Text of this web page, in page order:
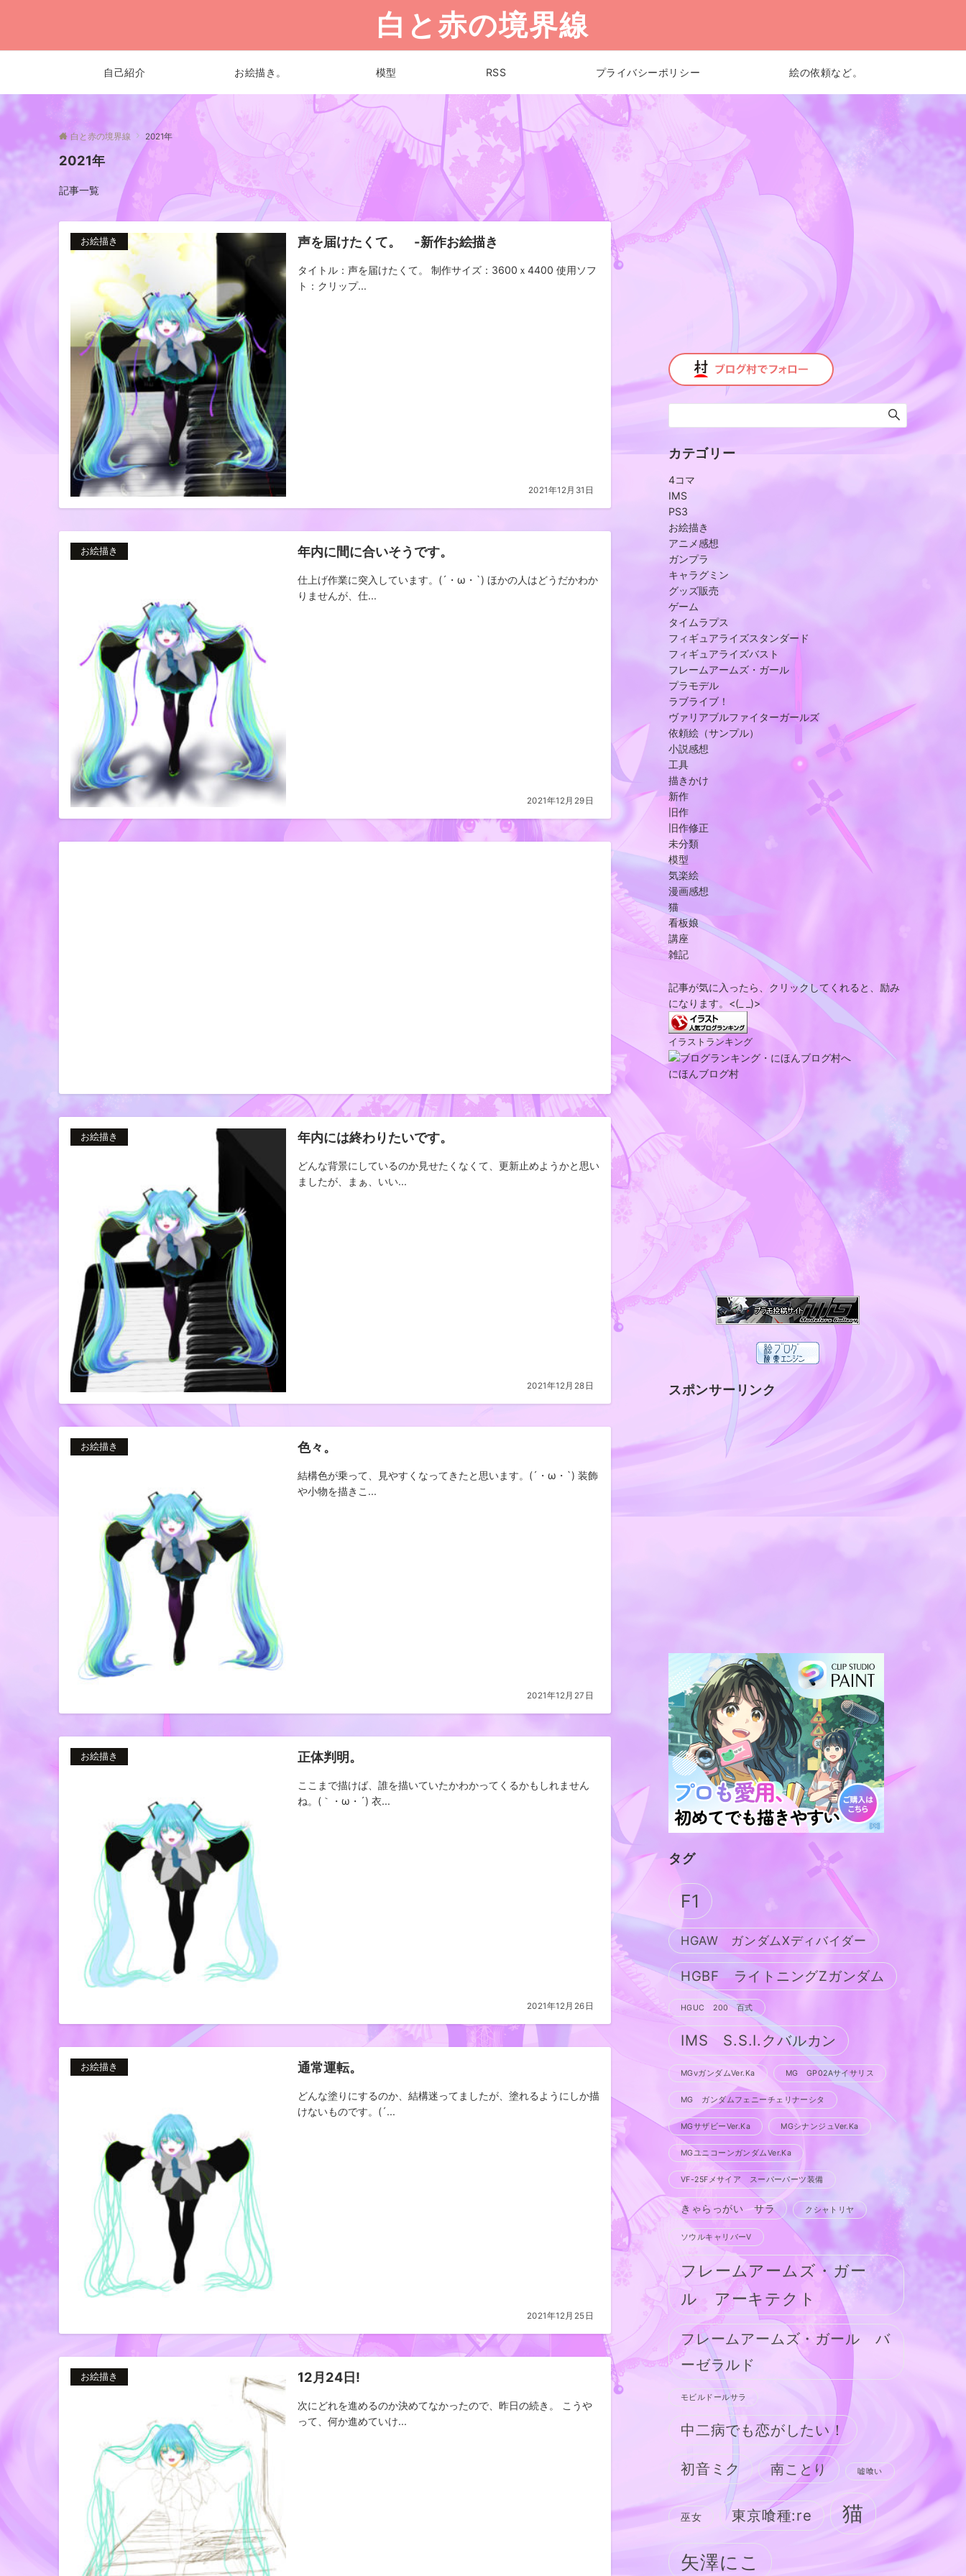
白と赤の境界線
自己紹介 お絵描き。 模型 RSS プライバシーポリシー 絵の依頼など。
白と赤の境界線 2021年
2021年
記事一覧
お絵描き 声を届けたくて。 -新作お絵描き
タイトル：声を届けたくて。 制作サイズ：3600ｘ4400 使用ソフ
ト：クリップ...
2021年12月31日
お絵描き 年内に間に合いそうです。
仕上げ作業に突入しています。(´・ω・`) ほかの人はどうだかわか
りませんが、仕...
2021年12月29日
お絵描き 年内には終わりたいです。
どんな背景にしているのか見せたくなくて、更新止めようかと思い
ましたが、まぁ、いい...
2021年12月28日
お絵描き 色々。
結構色が乗って、見やすくなってきたと思います。(´・ω・`) 装飾
や小物を描きこ...
2021年12月27日
お絵描き 正体判明。
ここまで描けば、誰を描いていたかわかってくるかもしれません
ね。(｀・ω・´) 衣...
2021年12月26日
お絵描き 通常運転。
どんな塗りにするのか、結構迷ってましたが、塗れるようにしか描
けないものです。(´...
2021年12月25日
お絵描き 12月24日!
次にどれを進めるのか決めてなかったので、昨日の続き。 こうや
って、何か進めていけ...
カテゴリー
4コマ
IMS
PS3
お絵描き
アニメ感想
ガンプラ
キャラグミン
グッズ販売
ゲーム
タイムラプス
フィギュアライズスタンダード
フィギュアライズバスト
フレームアームズ・ガール
プラモデル
ラブライブ！
ヴァリアブルファイターガールズ
依頼絵（サンプル）
小説感想
工具
描きかけ
新作
旧作
旧作修正
未分類
模型
気楽絵
漫画感想
猫
看板娘
講座
雑記
記事が気に入ったら、クリックしてくれると、励み
になります。<(_ _)>
イラストランキング
にほんブログ村
スポンサーリンク
タグ
F1
HGAW ガンダムXディバイダー
HGBF ライトニングZガンダム
HGUC 200 百式
IMS S.S.I.クバルカン
MGνガンダムVer.Ka MG GP02Aサイサリス
MG ガンダムフェニーチェリナーシタ
MGサザビーVer.Ka MGシナンジュVer.Ka
MGユニコーンガンダムVer.Ka
VF-25Fメサイア スーパーパーツ装備
きゃらっがい サラ クシャトリヤ
ソウルキャリバーV
フレームアームズ・ガー
ル アーキテクト
フレームアームズ・ガール バ
ーゼラルド
モビルドールサラ
中二病でも恋がしたい！
初音ミク 南ことり 嘘喰い
巫女 東京喰種:re 猫
矢澤にこ